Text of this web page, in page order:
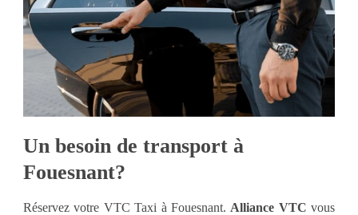
Un besoin de transport à
Fouesnant?
Réservez votre VTC Taxi à Fouesnant. Alliance VTC vous